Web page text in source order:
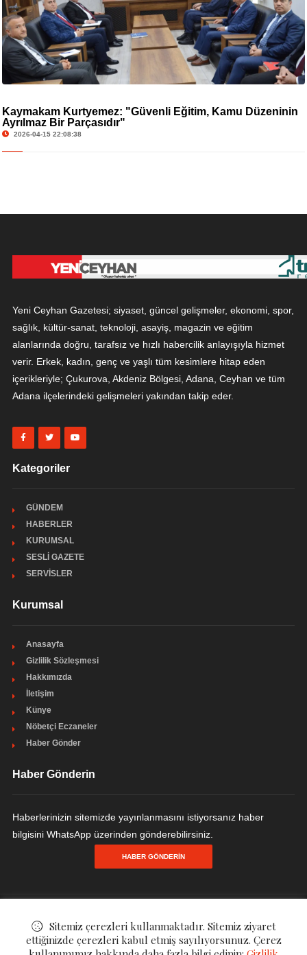
Kaymakam Kurtyemez: "Güvenli Eğitim, Kamu Düzeninin
Ayrılmaz Bir Parçasıdır"
2026-04-15 22:08:38
Yeni Ceyhan Gazetesi; siyaset, güncel gelişmeler, ekonomi, spor,
sağlık, kültür-sanat, teknoloji, asayiş, magazin ve eğitim
alanlarında doğru, tarafsız ve hızlı habercilik anlayışıyla hizmet
verir. Erkek, kadın, genç ve yaşlı tüm kesimlere hitap eden
içerikleriyle; Çukurova, Akdeniz Bölgesi, Adana, Ceyhan ve tüm
Adana ilçelerindeki gelişmeleri yakından takip eder.
Kategoriler
GÜNDEM
HABERLER
KURUMSAL
SESLİ GAZETE
SERVİSLER
Kurumsal
Anasayfa
Gizlilik Sözleşmesi
Hakkımızda
İletişim
Künye
Nöbetçi Eczaneler
Haber Gönder
Haber Gönderin
Haberlerinizin sitemizde yayınlanmasını istiyorsanız haber
bilgisini WhatsApp üzerinden gönderebilirsiniz.
HABER GÖNDERIN
YENİ CEYHAN HABER "OKUYUN HABERİNİZ OLSUN"
Reserved.
Sitemiz çerezleri kullanmaktadır. Sitemiz ziyaret
ettiğinizde çerezleri kabul etmiş sayılıyorsunuz. Çerez